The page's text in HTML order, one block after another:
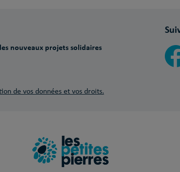
nouveaux projets solidaires
de vos données et vos droits.